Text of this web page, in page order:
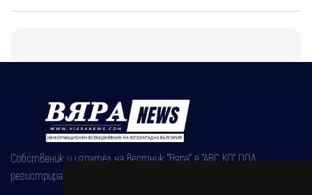
Собственик и издател на вестник "Вяра" е "АВС КО" ООД,
регистрирана на 08.05.2002 година.